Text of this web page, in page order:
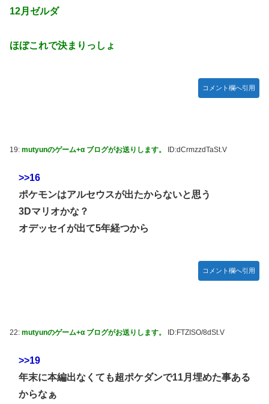
12月ゼルダ
ほぼこれで決まりっしょ
コメント欄へ引用
19: mutyunのゲーム+α ブログがお送りします。 ID:dCrmzzdTaSt.V
>>16
ポケモンはアルセウスが出たからないと思う
3Dマリオかな？
オデッセイが出て5年経つから
コメント欄へ引用
22: mutyunのゲーム+α ブログがお送りします。 ID:FTZISO/8dSt.V
>>19
年末に本編出なくても超ポケダンで11月埋めた事ある
からなぁ